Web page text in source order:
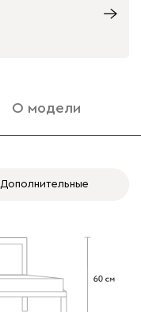
О модели
Дополнительные